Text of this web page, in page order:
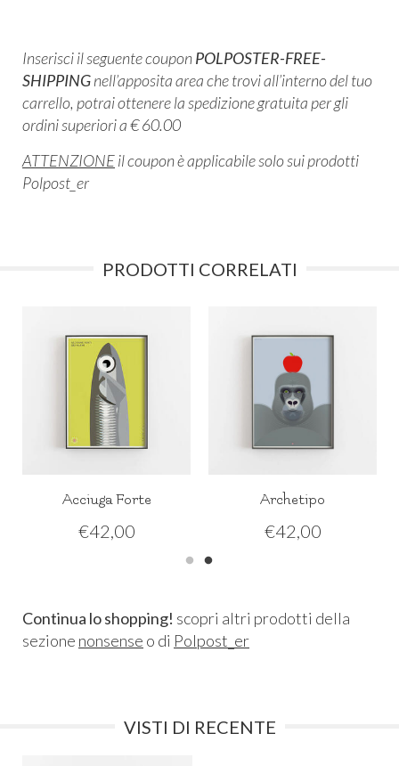
Inserisci il seguente couponPOLPOSTER-FREE-
SHIPPINGnell’apposita area che trovi all’interno del tuo
carrello, potrai ottenere la spedizione gratuita per gli
ordini superiori a € 60.00
ATTENZIONEil coupon è applicabile solo sui prodotti
Polpost_er
PRODOTTI CORRELATI
Acciuga Forte
€42,00
Archetipo
€42,00
Continua lo shopping! scopri altri prodotti della
sezione nonsense o di Polpost_er
VISTI DI RECENTE